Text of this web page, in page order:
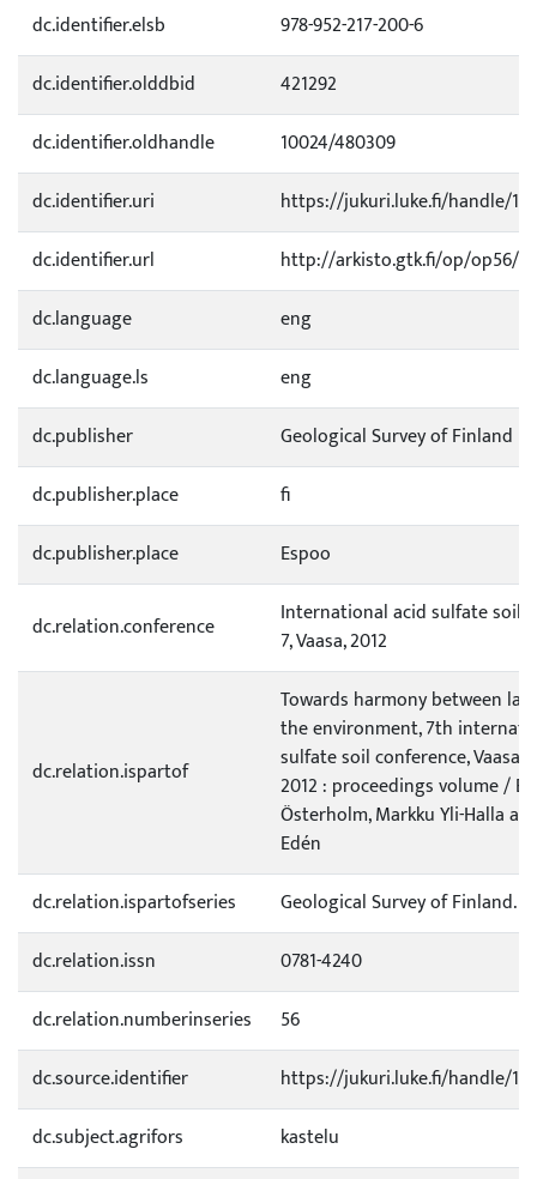
dc.identifier.elsb
978-952-217-200-6
dc.identifier.olddbid
421292
dc.identifier.oldhandle
10024/480309
dc.identifier.uri
https://jukuri.luke.fi/handle/
dc.identifier.url
http://arkisto.gtk.fi/op/op56/
dc.language
eng
dc.language.ls
eng
dc.publisher
Geological Survey of Finland
dc.publisher.place
fi
dc.publisher.place
Espoo
dc.relation.conference
International acid sulfate soil
7, Vaasa, 2012
dc.relation.ispartof
Towards harmony between
the environment, 7th
sulfate soil conference, Vaasa,
2012 : proceedings volume /
Österholm, Markku Yli-Halla
Edén
dc.relation.ispartofseries
Geological Survey of Finland.
dc.relation.issn
0781-4240
dc.relation.numberinseries
56
dc.source.identifier
https://jukuri.luke.fi/handle/
dc.subject.agrifors
kastelu